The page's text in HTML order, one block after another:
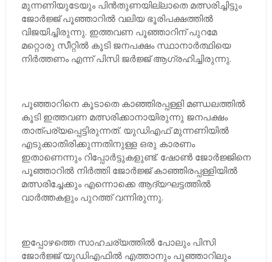
മുന്നണിയുടേയും പിന്‍തുണയില്ലാതെ മത്സരിച്ചിട്ടും
ജോര്‍ജ്ജ് പൂഞ്ഞാറില്‍ വലിയ ഭൂരിപക്ഷത്തില്‍
വിജയിച്ചിരുന്നു. ഇത്തവണ പൂഞ്ഞാറിന് പുറമേ
മറ്റൊരു സീറ്റില്‍ കൂടി ജനപക്ഷം സ്ഥാനാര്‍ത്ഥിയെ
നിര്‍ത്തണം എന്ന് പിസി ജര്‍ജ്ജ് ആഗ്രഹിച്ചിരുന്നു.
പൂഞ്ഞാറിനെ കൂടാതെ കാഞ്ഞിരപ്പള്ളി മണ്ഡലത്തില്‍
കൂടി ഇത്തവണ മത്സരിക്കാനായിരുന്നു ജനപക്ഷം
താത്പര്യപ്പെട്ടിരുന്നത്. യുഡിഎഫ് മുന്നണിയില്‍
എടുക്കാതിരിക്കുന്നതിനുള്ള ഒരു കാരണം
ഇതാണെന്നും റിപ്പോര്‍ട്ടുകളുണ്ട്. ഷോണ്‍ ജോര്‍ജ്ജിനെ
പൂഞ്ഞാറില്‍ നിര്‍ത്തി ജോര്‍ജ്ജ് കാഞ്ഞിരപ്പള്ളിയില്‍
മത്സരിച്ചേക്കും എന്നൊക്കെ ആദ്യഘട്ടത്തില്‍
വാര്‍ത്തകളും പുറത്ത് വന്നിരുന്നു.
ഇപ്പോഴത്തെ സാഹചര്യത്തില്‍ പോലും പിസി
ജോര്‍ജ്ജ് യുഡിഎഫില്‍ എത്താനും പൂഞ്ഞാറിലും